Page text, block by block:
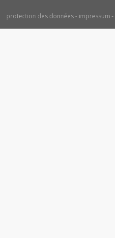
protection des données impressum